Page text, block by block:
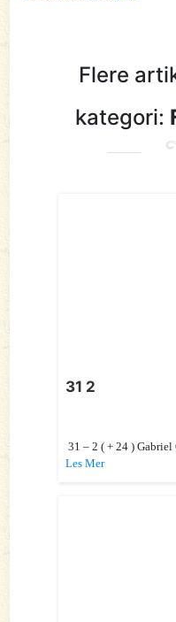
Flere
kategori:
31 2
31 – 2 ( + 24 ) Gabriel
Les Mer